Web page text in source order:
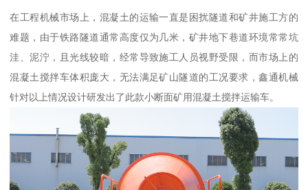
在工程机械市场上，混凝土的运输一直是困扰隧道和矿井施工方的
难题，由于铁路隧道通常高度仅为几米，矿井地下巷道环境常常坑
洼、泥泞，且光线较暗，经常导致施工人员视野受限，而市场上的
混凝土搅拌车体积庞大，无法满足矿山隧道的工况要求，鑫通机械
针对以上情况设计研发出了此款小断面矿用混凝土搅拌运输车。